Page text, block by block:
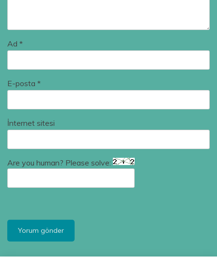
Ad *
E-posta *
İnternet sitesi
Are you human? Please solve: